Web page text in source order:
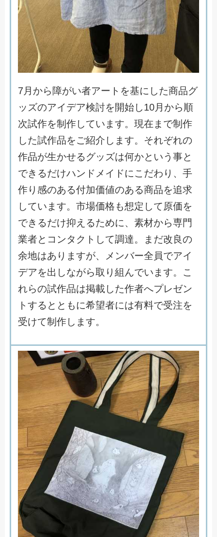
7月 から障がい者アー ト を基に した商品グ
ッ ズのアイデア検討を開始し10月 から順
次試作を制 作してい ま す。 現在 ま で制 作
した試作品をご紹介 し ま す。 それぞれの
作品が生かせるグッ ズは何かと いう 事と
でき るだけハン ド メ イ ドにこ だわ り 、 手
作り 感のある付加価値のある商品を追求
してい ま す。 市場価格も想定 して原価を
でき るだけ抑え るために、 素材から専門
業者と コ ンタ ク ト して調達。 ま だ改良の
余地はあ り ま すが、 メ ンバー全 員でアイ
デアを出 しながら取 り 組 んでい ま す。 こ
れらの試作品は掲載 した作者へプレゼン
ト する と と も に希望者には有料で受注を
受けて制 作し ま す。